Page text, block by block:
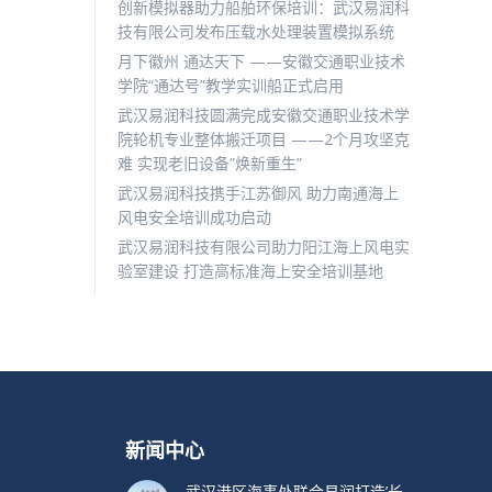
创新模拟器助力船舶环保培训：武汉易润科
技有限公司发布压载水处理装置模拟系统
月下徽州 通达天下 ——安徽交通职业技术
学院“通达号”教学实训船正式启用
武汉易润科技圆满完成安徽交通职业技术学
院轮机专业整体搬迁项目 ——2个月攻坚克
难 实现老旧设备”焕新重生”
武汉易润科技携手江苏御风 助力南通海上
风电安全培训成功启动
武汉易润科技有限公司助力阳江海上风电实
验室建设 打造高标准海上安全培训基地
新闻中心